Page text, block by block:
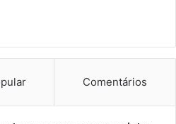
Comentários